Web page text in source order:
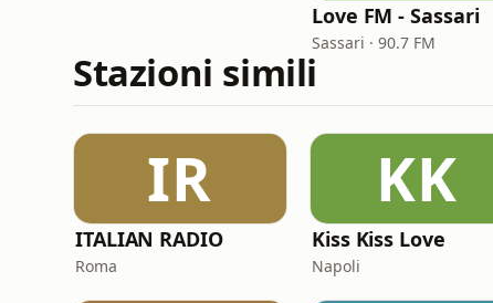
Love FM - Sassari
Sassari · 90.7 FM
Stazioni simili
IR
ITALIAN RADIO
Roma
KK
Kiss Kiss Love
Napoli